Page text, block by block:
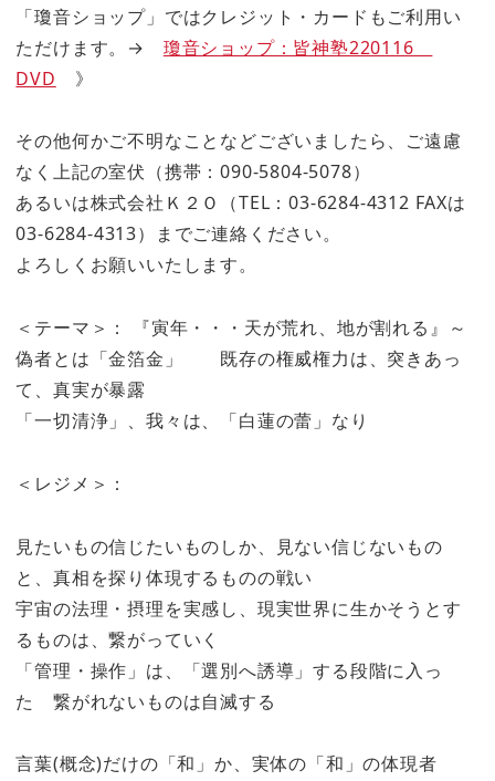
「瓊音ショップ」ではクレジット・カードもご利用い
ただけます。→ 瓊音ショップ：皆神塾220116
DVD 》
その他何かご不明なことなどございましたら、ご遠慮
なく上記の室伏（携帯：090-5804-5078）
あるいは株式会社Ｋ２Ｏ（TEL：03-6284-4312 FAXは
03-6284-4313）までご連絡ください。
よろしくお願いいたします。
＜テーマ＞： 『寅年・・・天が荒れ、地が割れる』～
偽者とは「金箔金」 既存の権威権力は、突きあっ
て、真実が暴露
「一切清浄」、我々は、「白蓮の蕾」なり
＜レジメ＞：
見たいもの信じたいものしか、見ない信じないもの
と、真相を探り体現するものの戦い
宇宙の法理・摂理を実感し、現実世界に生かそうとす
るものは、繋がっていく
「管理・操作」は、「選別へ誘導」する段階に入っ
た 繋がれないものは自滅する
言葉(概念)だけの「和」か、実体の「和」の体現者